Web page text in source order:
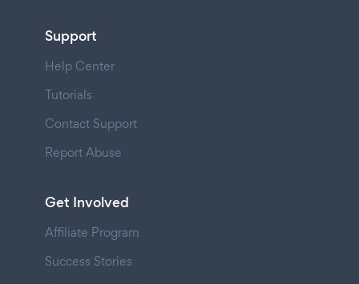
Support
Help Center
Tutorials
Contact Support
Report Abuse
Get Involved
Affiliate Program
Success Stories